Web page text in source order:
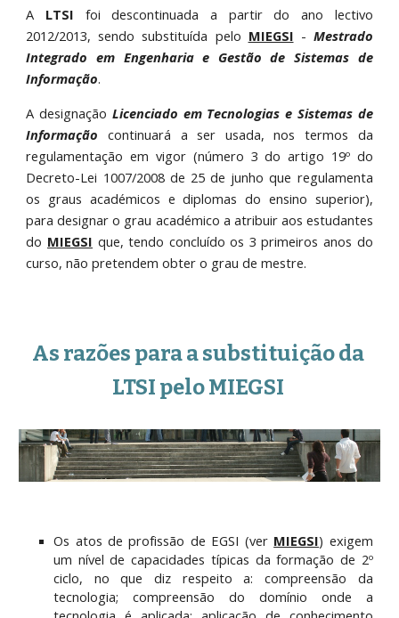
A LTSI foi descontinuada a partir do ano lectivo
2012/2013, sendo substituída pelo MIEGSI - Mestrado
Integrado em Engenharia e Gestão de Sistemas de
Informação.
A designação Licenciado em Tecnologias e Sistemas de
Informaçãocontinuará a ser usada, nos termos da
regulamentação em vigor (número 3 do artigo 19º do
Decreto-Lei 1007/2008 de 25 de junho que regulamenta
os graus académicos e diplomas do ensino superior),
para designar o grau académico a atribuir aos estudantes
do MIEGSI que, tendo concluído os 3 primeiros anos do
curso, não pretendem obter o grau de mestre.
As razões para a substituição da
LTSI pelo MIEGSI
Os atos de profissão de EGSI (ver MIEGSI) exigem
um nível de capacidades típicas da formação de 2º
ciclo, no que diz respeito a: compreensão da
tecnologia; compreensão do domínio onde a